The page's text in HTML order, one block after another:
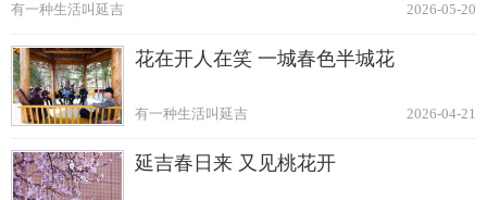
2026-05-20
有一种生活叫延吉
花在开人在笑 一城春色半城花
2026-04-21
有一种生活叫延吉
延吉春日来 又见桃花开